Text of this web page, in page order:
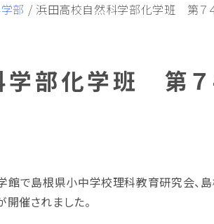
部 / 浜田高校自然科学部化学班 第７
部化学班 第７
で島根県小中学校理科教育研究会、
催されました。